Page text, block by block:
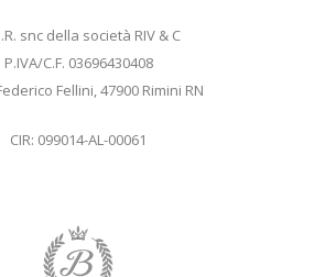
snc della società RIV & C
P.IVA/C.F. 03696430408
Fellini, 47900 Rimini RN
CIR: 099014-AL-00061